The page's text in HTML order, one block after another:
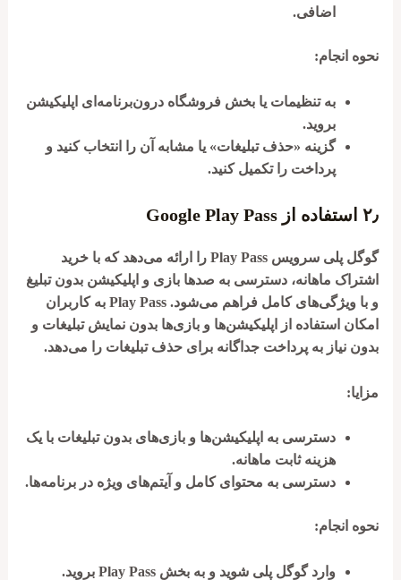
اضافی.
نحوه انجام:
به تنظیمات یا بخش فروشگاه درون‌برنامه‌ای اپلیکیشن
بروید.
گزینه «حذف تبلیغات» یا مشابه آن را انتخاب کنید و
پرداخت را تکمیل کنید.
۲٫ استفاده از Google Play Pass
گوگل پلی سرویس Play Pass را ارائه می‌دهد که با خرید
اشتراک ماهانه، دسترسی به صدها بازی و اپلیکیشن بدون تبلیغ
و با ویژگی‌های کامل فراهم می‌شود. Play Pass به کاربران
امکان استفاده از اپلیکیشن‌ها و بازی‌ها بدون نمایش تبلیغات و
بدون نیاز به پرداخت جداگانه برای حذف تبلیغات را می‌دهد.
مزایا:
دسترسی به اپلیکیشن‌ها و بازی‌های بدون تبلیغات با یک
هزینه ثابت ماهانه.
دسترسی به محتوای کامل و آیتم‌های ویژه در برنامه‌ها.
نحوه انجام:
وارد گوگل پلی شوید و به بخش Play Pass بروید.